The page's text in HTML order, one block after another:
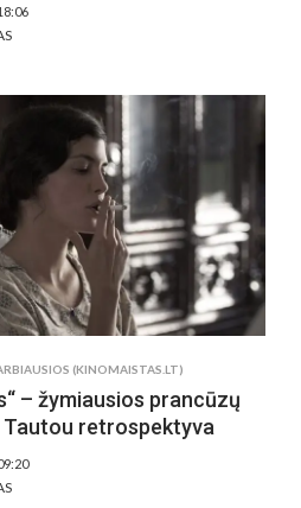
ĮRAŠE
(KINOMAISTAS.LT)
– žymiausios prancūzų
Tautou retrospektyva
ĮRAŠE